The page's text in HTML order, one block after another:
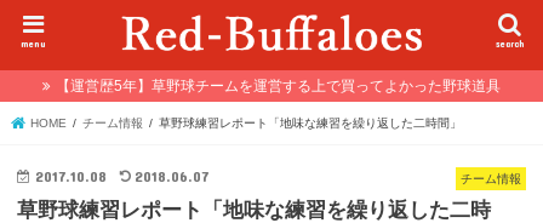
search
menu
【運営歴5年】草野球チームを運営する上で買ってよかった野球道具
HOME チーム情報 草野球練習レポート「地味な練習を繰り返した二時間」
チーム情報
2017.10.08 2018.06.07
草野球練習レポート「地味な練習を繰り返した二時